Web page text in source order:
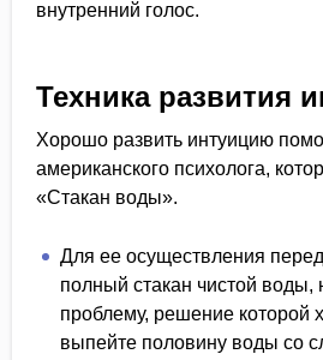
внутренний голос.
Техника развития
Хорошо развить интуицию
американского психолога,
«Стакан воды».
Для ее осуществления
полный стакан чистой воды,
проблему, решение которой
выпейте половину воды со